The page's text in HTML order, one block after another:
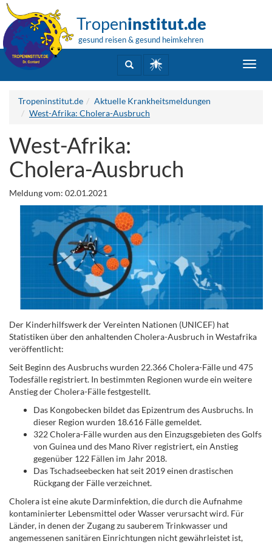
Tropeninstitut.de
gesund reisen & gesund heimkehren
Tropeninstitut.de
Aktuelle Krankheitsmeldungen
West-Afrika: Cholera-Ausbruch
West-Afrika:
Cholera-Ausbruch
Meldung vom: 02.01.2021
Der Kinderhilfswerk der Vereinten Nationen (UNICEF) hat
Statistiken über den anhaltenden Cholera-Ausbruch in Westafrika
veröffentlicht:
Seit Beginn des Ausbruchs wurden 22.366 Cholera-Fälle und 475
Todesfälle registriert. In bestimmten Regionen wurde ein weitere
Anstieg der Cholera-Fälle festgestellt.
Das Kongobecken bildet das Epizentrum des Ausbruchs. In
dieser Region wurden 18.616 Fälle gemeldet.
322 Cholera-Fälle wurden aus den Einzugsgebieten des Golfs
von Guinea und des Mano River registriert, ein Anstieg
gegenüber 122 Fällen im Jahr 2018.
Das Tschadseebecken hat seit 2019 einen drastischen
Rückgang der Fälle verzeichnet.
Cholera ist eine akute Darminfektion, die durch die Aufnahme
kontaminierter Lebensmittel oder Wasser verursacht wird. Für
Länder, in denen der Zugang zu sauberem Trinkwasser und
angemessenen sanitären Einrichtungen nicht gewährleistet ist,